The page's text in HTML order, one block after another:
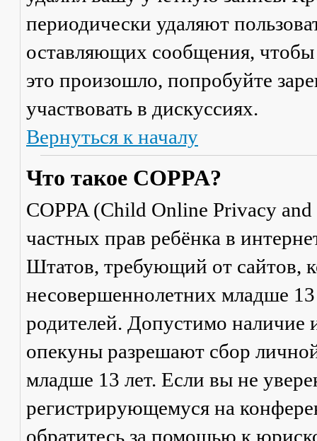
периодически удаляют
оставляющих сообщения,
это произошло, попробуйте
участвовать в дискуссиях.
Вернуться к началу
Что такое COPPA?
COPPA (Child Online Privacy
частных прав ребёнка в
Штатов, требующий от сайтов,
несовершеннолетних младше 13
родителей. Допустимо наличие
опекуны разрешают сбор
младше 13 лет. Если вы не
регистрирующемуся на
обратитесь за помощью к